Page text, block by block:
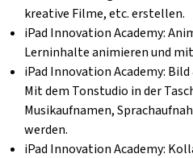
kreative Filme, etc. erstellen.
iPad Innovation Academy:
Lerninhalte animieren und
iPad Innovation Academy: Bild
Mit dem Tonstudio in der
Musikaufnamen,
werden.
iPad Innovation Academy: